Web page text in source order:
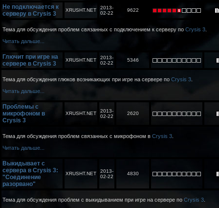
Не подключается к
серверу в Crysis 3
XRUSHT.NET
2013-
02-22
9622
Тема для обсуждения проблем связанных с подключением к серверу по Crysis 3
Читать дальше...
Глючит при игре на
сервере в Crysis 3
XRUSHT.NET
2013-
02-22
5346
Тема для обсуждения глюков возникающих при игре на сервере по Crysis 3
Читать дальше...
Проблемы с
микрофоном в
Crysis 3
XRUSHT.NET
2013-
02-22
2620
Тема для обсуждения проблем связанных с микрофоном в Crysis 3
Читать дальше...
Выкидывает с
сервера в Crysis 3:
"Соединение
разорвано"
XRUSHT.NET
2013-
02-22
4830
Тема для обсуждения проблем с выкидыванием при игре на сервере по Crysis 3